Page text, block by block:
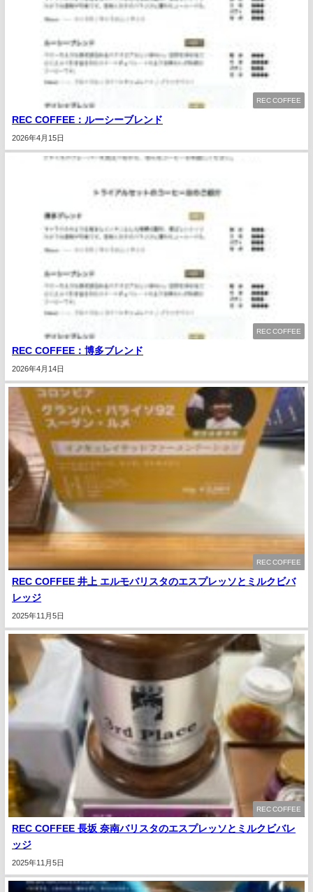
REC COFFEE
REC COFFEE：ルーシーブレンド
2026年4月15日
REC COFFEE
REC COFFEE：博多ブレンド
2026年4月14日
REC COFFEE
REC COFFEE 井上 エルモバリスタのエスプレッソとミルクビバ
レッジ
2025年11月5日
REC COFFEE
REC COFFEE 長坂 奈南バリスタのエスプレッソとミルクビバレ
ッジ
2025年11月5日